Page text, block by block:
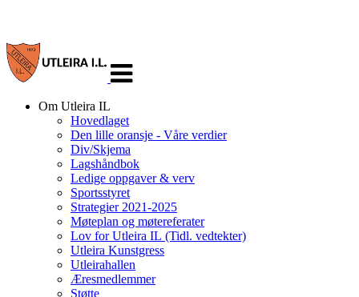
navigasjon
Om Utleira IL
Hovedlaget
Den lille oransje - Våre verdier
Div/Skjema
Lagshåndbok
Ledige oppgaver & verv
Sportsstyret
Strategier 2021-2025
Møteplan og møtereferater
Lov for Utleira IL (Tidl. vedtekter)
Utleira Kunstgress
Utleirahallen
Æresmedlemmer
Støtte